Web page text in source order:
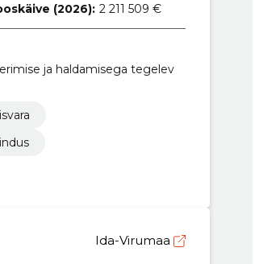
(2026): 2 211 509 €
ja haldamisega tegelev
Ida-Virumaa